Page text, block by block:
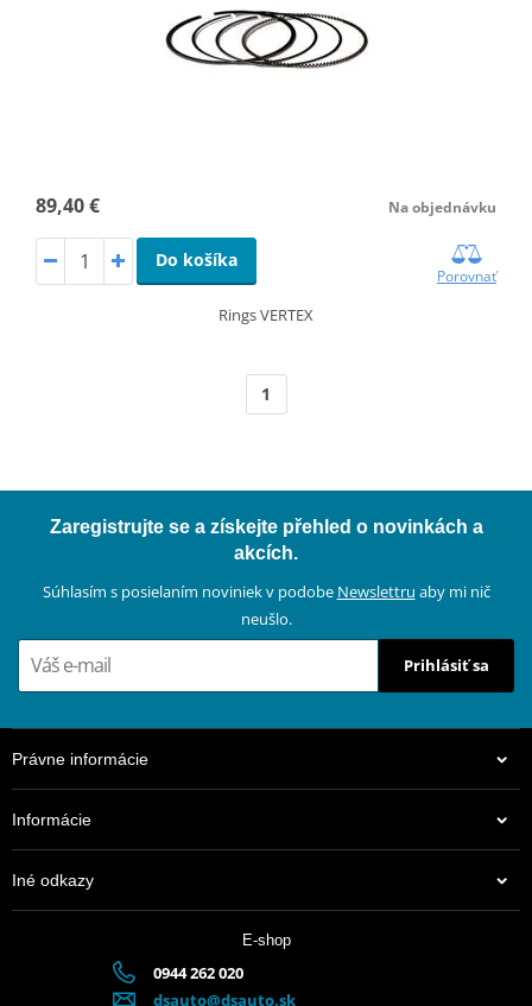
89,40 € Na objednávku
Do košíka
Porovnať
Rings VERTEX
1
Zaregistrujte se a získejte přehled o novinkách a
akcích.
Súhlasím s posielaním noviniek v podobe Newslettru aby mi nič
neušlo.
Prihlásiť sa
Právne informácie
Informácie
Iné odkazy
E-shop
0944 262 020
dsauto@dsauto.sk